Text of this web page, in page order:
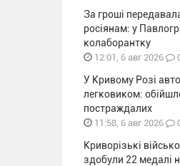
За гроші
росіянам: у
колаборантку
12:01, 6 авг 2026
У Кривому Розі
легковиком:
постраждалих
11:58, 6 авг 2026
Криворізькі
здобули 22 медалі